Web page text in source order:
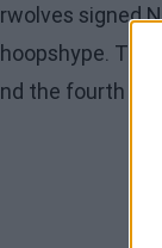
signed
. The
the fourth